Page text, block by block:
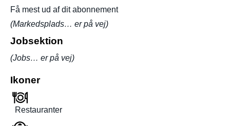
Få mest ud af dit abonnement
(Markedsplads… er på vej)
Jobsektion
(Jobs… er på vej)
Ikoner
Restauranter